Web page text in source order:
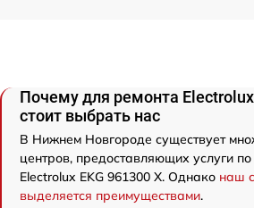
Почему для ремонта Electrolux
стоит выбрать нас
В Нижнем Новгороде существует
центров, предоставляющих услуги
Electrolux EKG 961300 X. Однако наш
выделяется преимуществами.